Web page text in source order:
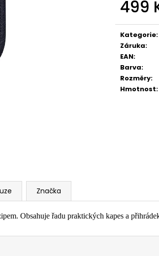
499
cena:
Kategorie:
Záruka:
EAN:
Barva:
Rozměry:
Hmotnost:
Značka
Obsahuje řadu praktických kapes a